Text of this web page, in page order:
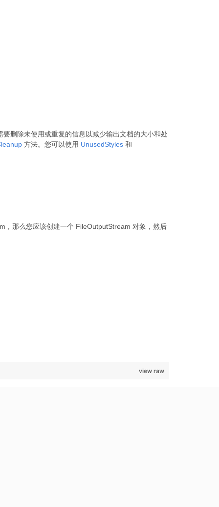
删除未使用或重复的信息以减少输出文档的大小和处
方法。您可以使用 UnusedStyles 和
，那么您应该创建一个 FileOutputStream 对象，然后
view raw